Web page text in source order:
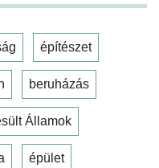
építészet
beruházás
Államok
épület